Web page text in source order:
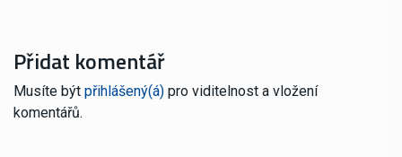
Přidat komentář
Musíte být přihlášený(á) pro viditelnost a vložení
komentářů.